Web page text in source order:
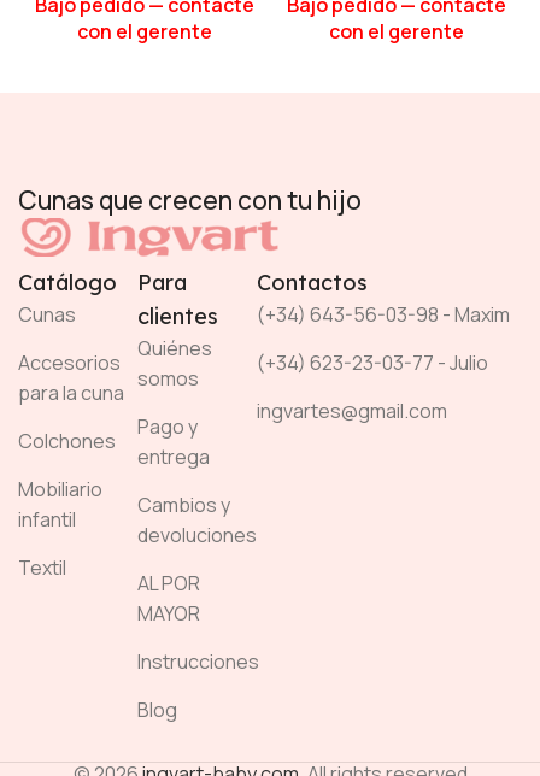
Cunas que crecen con tu hijo
Catálogo
Cunas
Accesorios
para la cuna
Colchones
Mobiliario
infantil
Textil
Para
clientes
Quiénes
somos
Pago y
entrega
Cambios y
devoluciones
AL POR
MAYOR
Instrucciones
Blog
Contactos
(+34) 643-56-03-98 - Maxim
(+34) 623-23-03-77 - Julio
ingvartes@gmail.com